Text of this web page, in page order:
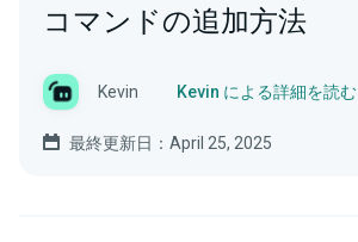
コマンドの追加方法
Kevin Kevin による詳細を読む
最終更新日：April 25, 2025